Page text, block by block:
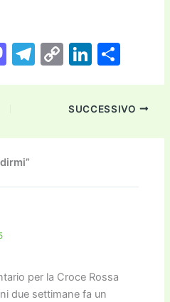
M
d
o
n
T
a
C
p
y
Li
k
Li
k
e
dI
n
di
vi
SUCCESSIVO
per la Croce Rossa
due settimane fa un